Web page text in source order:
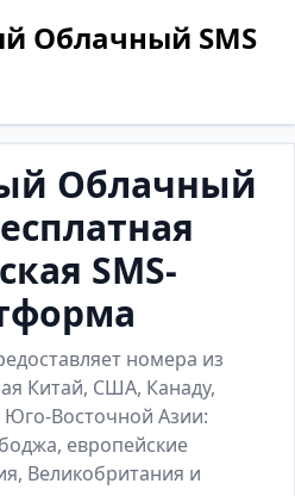
Облачный SMS
Облачный
SMS-
номера из
Китай, США, Канаду,
Юго-Восточной Азии:
европейские
Великобритания и